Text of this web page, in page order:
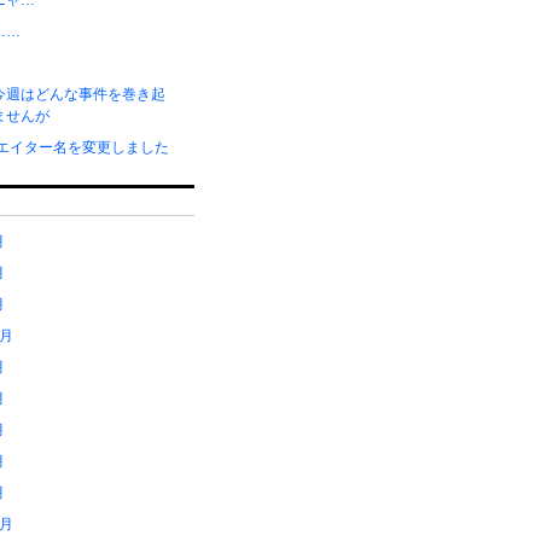
週はどんな事件を巻き起
んが
イター名を変更しました